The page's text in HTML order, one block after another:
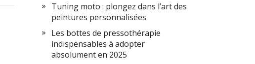
Tuning moto : plongez dans l’art des
peintures personnalisées
Les bottes de pressothérapie
indispensables à adopter
absolument en 2025